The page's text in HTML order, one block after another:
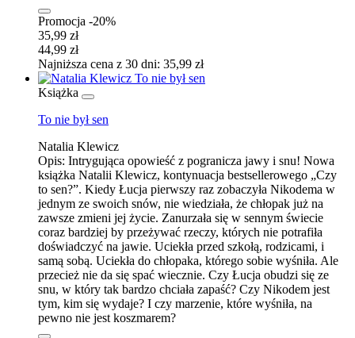
Promocja -20%
35,99 zł
44,99 zł
Najniższa cena z 30 dni: 35,99 zł
Książka
To nie był sen
Natalia Klewicz
Opis: Intrygująca opowieść z pogranicza jawy i snu! Nowa
książka Natalii Klewicz, kontynuacja bestsellerowego „Czy
to sen?”. Kiedy Łucja pierwszy raz zobaczyła Nikodema w
jednym ze swoich snów, nie wiedziała, że chłopak już na
zawsze zmieni jej życie. Zanurzała się w sennym świecie
coraz bardziej by przeżywać rzeczy, których nie potrafiła
doświadczyć na jawie. Uciekła przed szkołą, rodzicami, i
samą sobą. Uciekła do chłopaka, którego sobie wyśniła. Ale
przecież nie da się spać wiecznie. Czy Łucja obudzi się ze
snu, w który tak bardzo chciała zapaść? Czy Nikodem jest
tym, kim się wydaje? I czy marzenie, które wyśniła, na
pewno nie jest koszmarem?